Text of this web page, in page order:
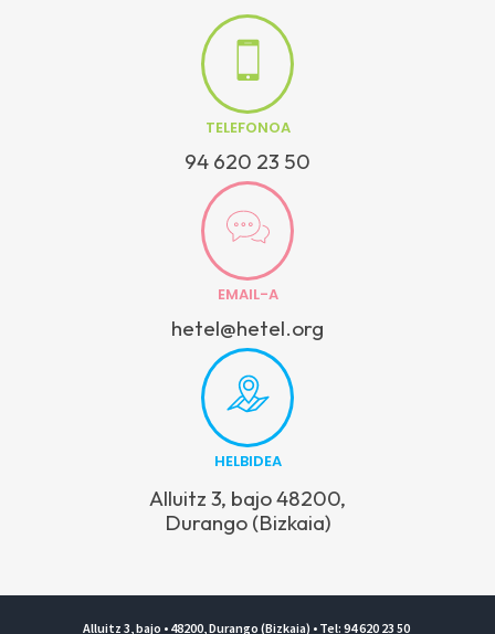
TELEFONOA
94 620 23 50
EMAIL-A
hetel@hetel.org
HELBIDEA
Alluitz 3, bajo 48200,
Durango (Bizkaia)
Alluitz 3, bajo • 48200, Durango (Bizkaia) • Tel: 94 620 23 50